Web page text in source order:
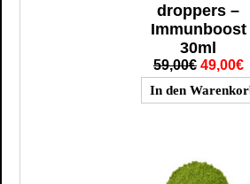
droppers –
Immunboost
30ml
59,00€ 49,00€